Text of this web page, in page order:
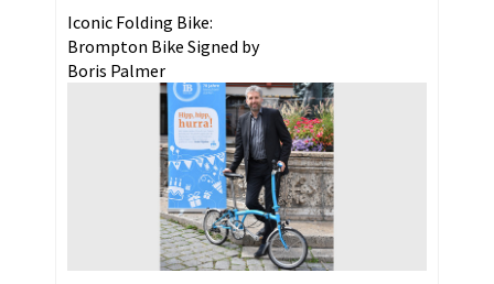
Iconic Folding Bike:
Brompton Bike Signed by
Boris Palmer